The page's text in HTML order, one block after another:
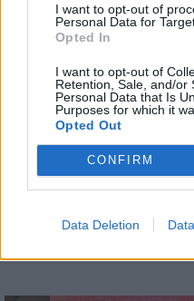
I want to opt-out of
Personal Data for
Opted In
I want to opt-out of
Retention, Sale, and/or
Personal Data that Is
Purposes for which it
Opted Out
CONFIRM
Data Deletion
Csökkenti Józsefváros